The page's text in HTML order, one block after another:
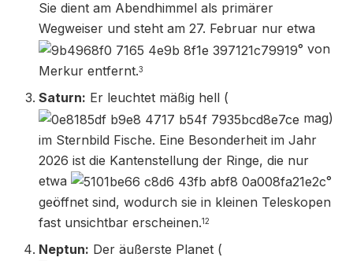
Sie dient am Abendhimmel als primärer
Wegweiser und steht am 27. Februar nur etwa
° von
Merkur entfernt.3
Saturn: Er leuchtet mäßig hell (
mag)
im Sternbild Fische. Eine Besonderheit im Jahr
2026 ist die Kantenstellung der Ringe, die nur
etwa
°
geöffnet sind, wodurch sie in kleinen Teleskopen
fast unsichtbar erscheinen.12
Neptun: Der äußerste Planet (